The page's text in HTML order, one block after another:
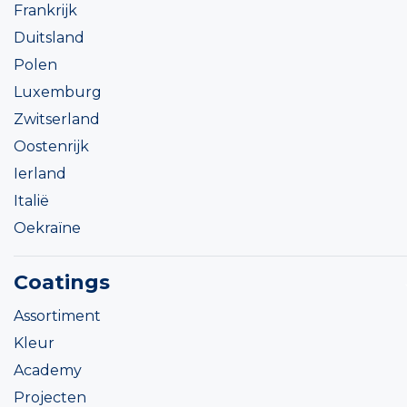
Frankrijk
Duitsland
Polen
Luxemburg
Zwitserland
Oostenrijk
Ierland
Italië
Oekraïne
Coatings
Assortiment
Kleur
Academy
Projecten